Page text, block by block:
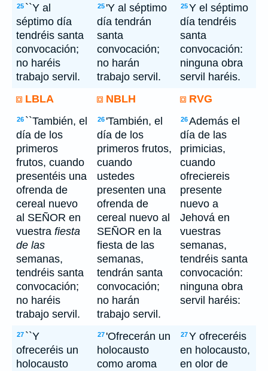
25 ``Y al
séptimo día
tendréis santa
convocación;
no haréis
trabajo servil.
25 'Y al séptimo
día tendrán
santa
convocación;
no harán
trabajo servil.
25Y el séptimo
día tendréis
santa
convocación:
ninguna obra
servil haréis.
LBLA
NBLH RVG
26 ``También, el
día de los
primeros
frutos, cuando
presentéis una
ofrenda de
cereal nuevo
al SEÑOR en
vuestra fiesta
de las
semanas,
tendréis santa
convocación;
no haréis
trabajo servil.
26 'También, el
día de los
primeros frutos,
cuando
ustedes
presenten una
ofrenda de
cereal nuevo al
SEÑOR en la
fiesta de las
semanas,
tendrán santa
convocación;
no harán
trabajo servil.
26Además el
día de las
primicias,
cuando
ofreciereis
presente
nuevo a
Jehová en
vuestras
semanas,
tendréis santa
convocación:
ninguna obra
servil haréis:
27 ``Y
ofreceréis un
holocausto
27 'Ofrecerán un
holocausto
como aroma
27Y ofreceréis
en holocausto,
en olor de